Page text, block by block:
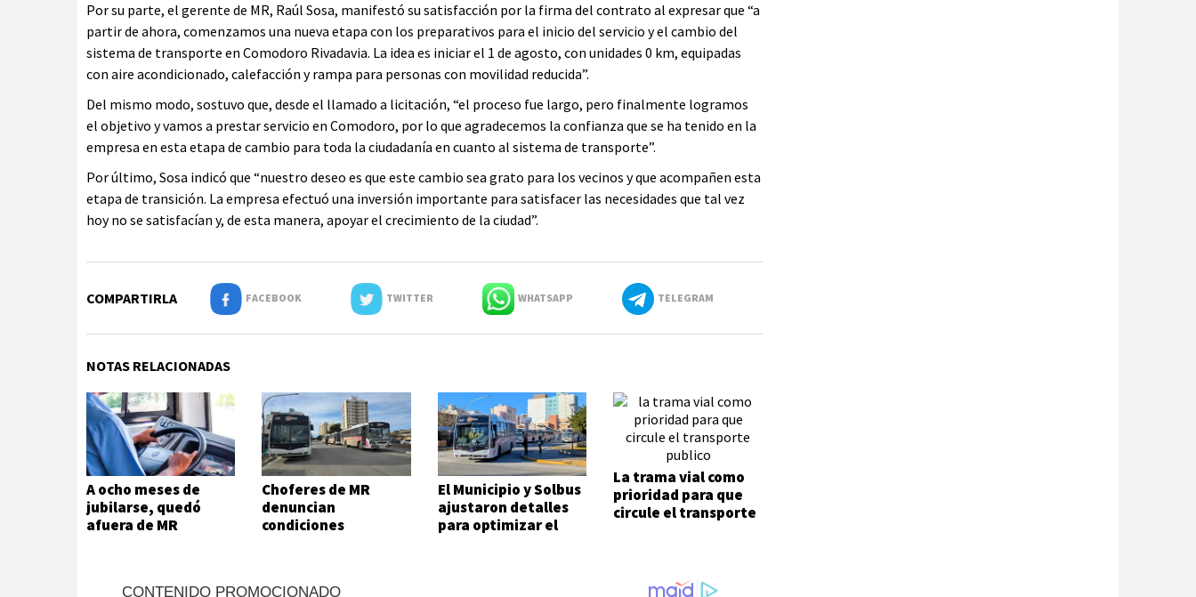
Por su parte, el gerente de MR, Raúl Sosa, manifestó su satisfacción por la firma del contrato al expresar que “a
partir de ahora, comenzamos una nueva etapa con los preparativos para el inicio del servicio y el cambio del
sistema de transporte en Comodoro Rivadavia. La idea es iniciar el 1 de agosto, con unidades 0 km, equipadas
con aire acondicionado, calefacción y rampa para personas con movilidad reducida”.
Del mismo modo, sostuvo que, desde el llamado a licitación, “el proceso fue largo, pero finalmente logramos
el objetivo y vamos a prestar servicio en Comodoro, por lo que agradecemos la confianza que se ha tenido en la
empresa en esta etapa de cambio para toda la ciudadanía en cuanto al sistema de transporte”.
Por último, Sosa indicó que “nuestro deseo es que este cambio sea grato para los vecinos y que acompañen esta
etapa de transición. La empresa efectuó una inversión importante para satisfacer las necesidades que tal vez
hoy no se satisfacían y, de esta manera, apoyar el crecimiento de la ciudad”.
COMPARTIRLA FACEBOOK TWITTER WHATSAPP TELEGRAM
NOTAS RELACIONADAS
A ocho meses de
jubilarse, quedó
afuera de MR
Choferes de MR
denuncian
condiciones
El Municipio y Solbus
ajustaron detalles
para optimizar el
La trama vial como
prioridad para que
circule el transporte